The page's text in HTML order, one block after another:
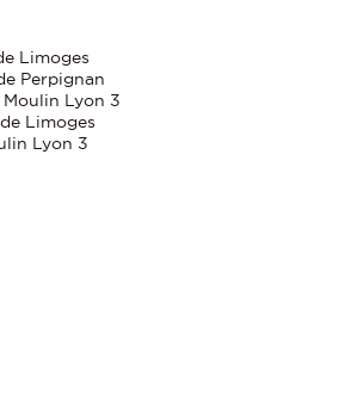
Limoges
Perpignan
Lyon 3
Limoges
Lyon 3